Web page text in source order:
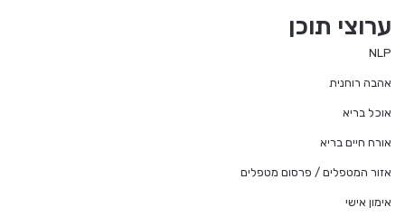
ערוצי תוכן
NLP
אהבה רוחנית
אוכל בריא
אורח חיים בריא
אזור המטפלים / פרסום מטפלים
אימון אישי